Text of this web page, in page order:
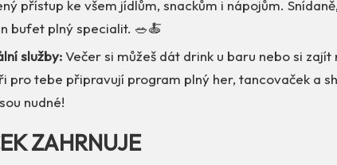
přístup ke všem jídlům, snackům i nápojům.
bufet plný specialit. 🥗🍝
služby:Večer si můžeš dát drink u baru nebo si
pro tebe připravují program plný her, tancovaček a
nudné!
ZAHRNUJE